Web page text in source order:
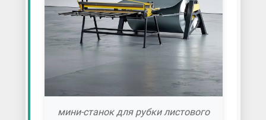
мини-станок для рубки листового